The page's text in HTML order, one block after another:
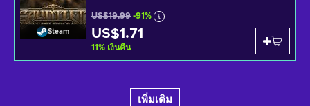
Steam
US$19.99 -91%
US$1.71
11% เงินคืน
เพิ่มเติม